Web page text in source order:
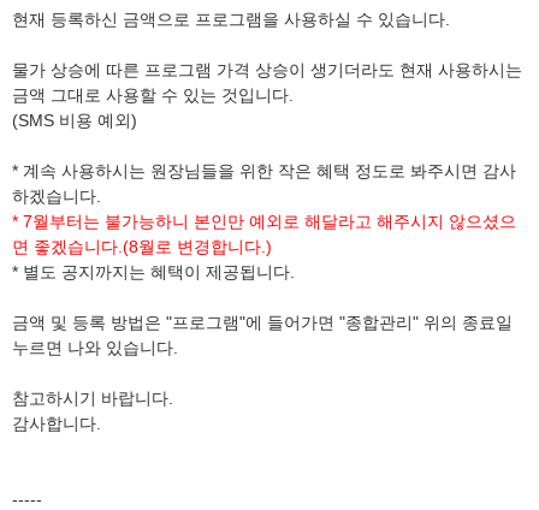
현재 등록하신 금액으로 프로그램을 사용하실 수 있습니다.
물가 상승에 따른 프로그램 가격 상승이 생기더라도 현재 사용하시는
금액 그대로 사용할 수 있는 것입니다.
(SMS 비용 예외)
* 계속 사용하시는 원장님들을 위한 작은 혜택 정도로 봐주시면 감사
하겠습니다.
* 7월부터는 불가능하니 본인만 예외로 해달라고 해주시지 않으셨으
면 좋겠습니다.(8월로 변경합니다.)
* 별도 공지까지는 혜택이 제공됩니다.
금액 및 등록 방법은 "프로그램"에 들어가면 "종합관리" 위의 종료일
누르면 나와 있습니다.
참고하시기 바랍니다.
감사합니다.
-----